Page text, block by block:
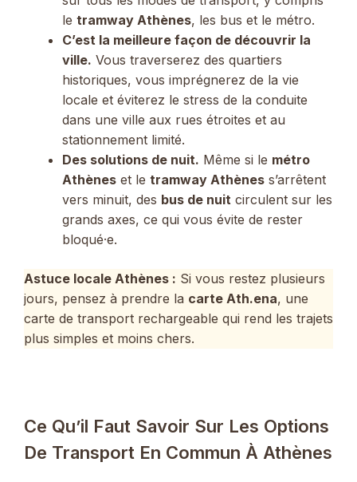
le tramway Athènes, les bus et le métro.
C’est la meilleure façon de découvrir la
ville. Vous traverserez des quartiers
historiques, vous imprégnerez de la vie
locale et éviterez le stress de la conduite
dans une ville aux rues étroites et au
stationnement limité.
Des solutions de nuit. Même si le métro
Athènes et le tramway Athènes s’arrêtent
vers minuit, des bus de nuit circulent sur les
grands axes, ce qui vous évite de rester
bloqué·e.
Astuce locale Athènes : Si vous restez plusieurs
jours, pensez à prendre la carte Ath.ena, une
carte de transport rechargeable qui rend les trajets
plus simples et moins chers.
Ce Qu’il Faut Savoir Sur Les Options
De Transport En Commun À Athènes